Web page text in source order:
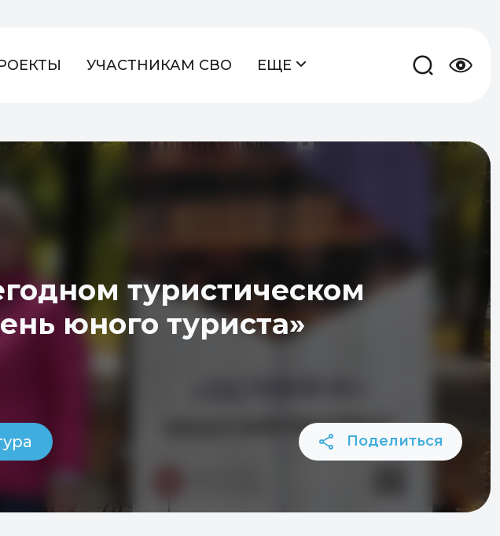
УЧАСТНИКАМ СВО ЕЩЕ
туристическом
юного туриста»
Поделиться